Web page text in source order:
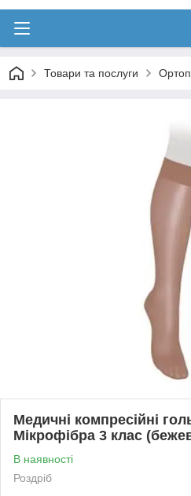
Товари та послуги
Медичні компресійні
Мікрофібра 3 клас
В наявності
Роздріб